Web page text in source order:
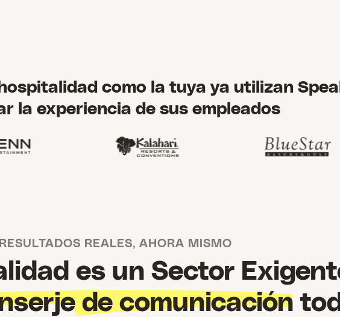
como la tuya ya utilizan
la experiencia de sus empleados
RESULTADOS REALES, AHORA MISMO
es un Sector
de comunicación